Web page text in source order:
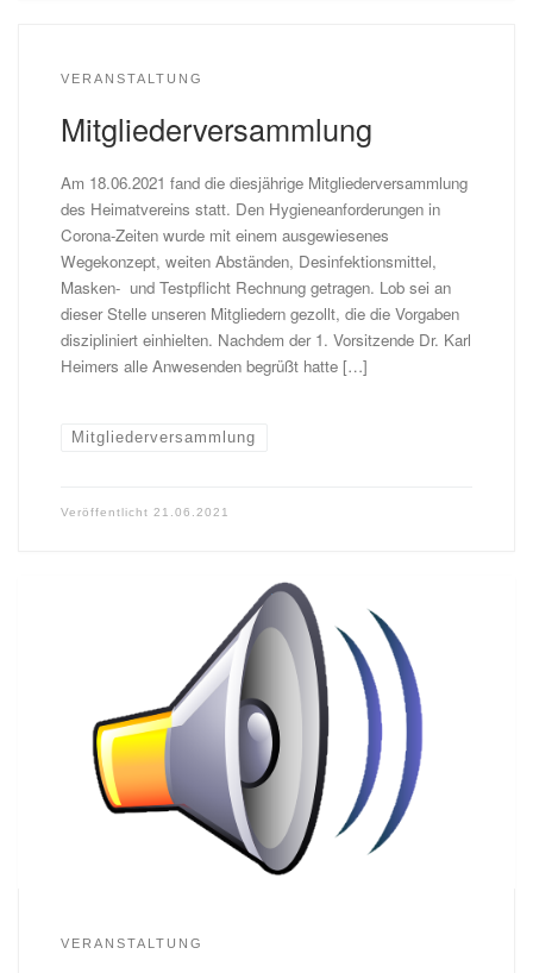
VERANSTALTUNG
Mitgliederversammlung
Am 18.06.2021 fand die diesjährige Mitgliederversammlung
des Heimatvereins statt. Den Hygieneanforderungen in
Corona-Zeiten wurde mit einem ausgewiesenes
Wegekonzept, weiten Abständen, Desinfektionsmittel,
Masken- und Testpflicht Rechnung getragen. Lob sei an
dieser Stelle unseren Mitgliedern gezollt, die die Vorgaben
diszipliniert einhielten. Nachdem der 1. Vorsitzende Dr. Karl
Heimers alle Anwesenden begrüßt hatte […]
Mitgliederversammlung
Veröffentlicht 21.06.2021
VERANSTALTUNG